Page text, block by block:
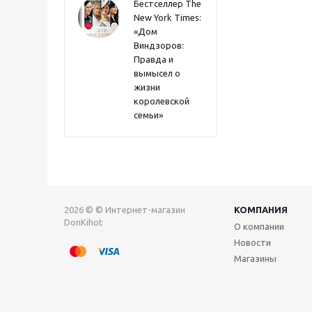
Бестселлер The
New York Times:
«Дом
Виндзоров:
Правда и
вымысел о
жизни
королевской
семьи»
2026 © © Интернет-магазин
DonKihot
КОМПАНИЯ
О компании
Новости
Магазины